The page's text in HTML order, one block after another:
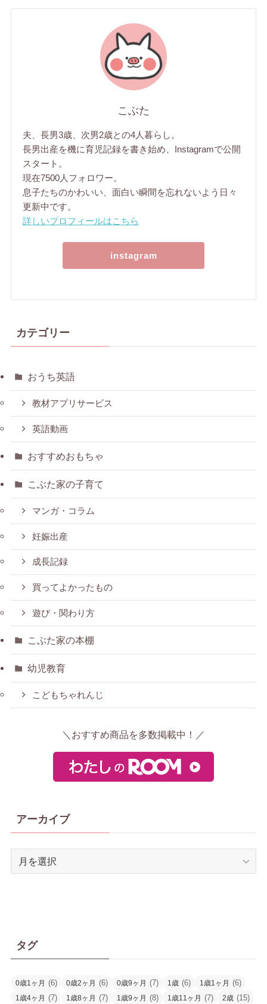
こぶた
夫、長男3歳、次男2歳との4人暮らし。
長男出産を機に育児記録を書き始め、Instagramで公開
スタート。
現在7500人フォロワー。
息子たちのかわいい、面白い瞬間を忘れないよう日々
更新中です。
詳しいプロフィールはこちら
instagram
カテゴリー
おうち英語
教材アプリサービス
英語動画
おすすめおもちゃ
こぶた家の子育て
マンガ・コラム
妊娠出産
成長記録
買ってよかったもの
遊び・関わり方
こぶた家の本棚
幼児教育
こどもちゃれんじ
＼おすすめ商品を多数掲載中！／
アーカイブ
タグ
0歳1ヶ月 (6) 0歳2ヶ月 (6) 0歳9ヶ月 (7) 1歳 (6) 1歳1ヶ月 (6)
1歳4ヶ月 (7) 1歳8ヶ月 (7) 1歳9ヶ月 (8) 1歳11ヶ月 (7) 2歳 (15)